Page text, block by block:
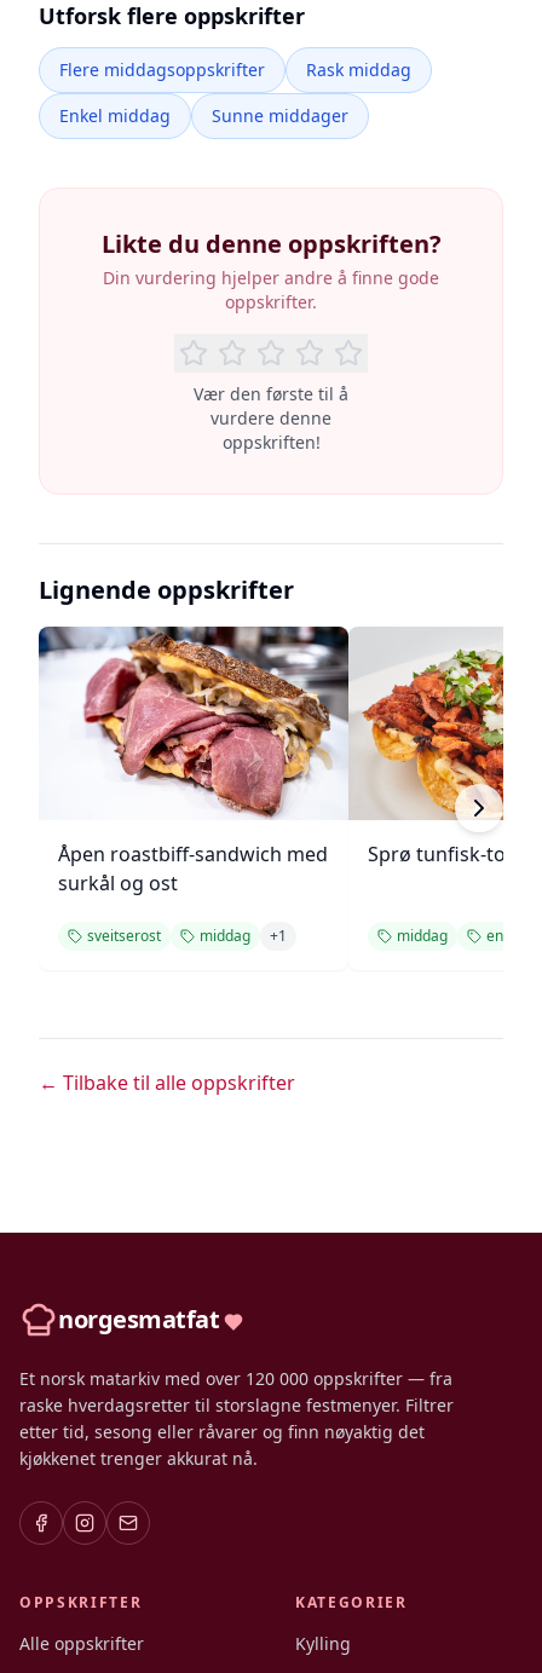
Utforsk flere oppskrifter
Flere middagsoppskrifter
Rask middag
Enkel middag
Sunne middager
Likte du denne oppskriften?
Din vurdering hjelper andre å finne gode
oppskrifter.
Vær den første til å
vurdere denne
oppskriften!
Lignende oppskrifter
Åpen roastbiff-sandwich med
surkål og ost
sveitserost middag +1
Sprø tunfisk-
middag enkel
← Tilbake til alle oppskrifter
norgesmatfat
Et norsk matarkiv med over 120 000 oppskrifter — fra
raske hverdagsretter til storslagne festmenyer. Filtrer
etter tid, sesong eller råvarer og finn nøyaktig det
kjøkkenet trenger akkurat nå.
OPPSKRIFTER
Alle oppskrifter
KATEGORIER
Kylling